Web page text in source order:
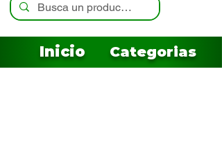
Inicio Categorias